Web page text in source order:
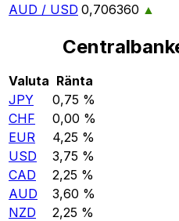
AUD / USD 0,706360 ▲
Valuta Ränta
JPY
0,75 %
CHF
0,00 %
EUR
4,25 %
USD
3,75 %
CAD
2,25 %
AUD
3,60 %
NZD
2,25 %